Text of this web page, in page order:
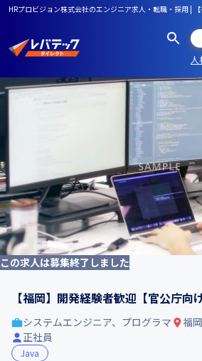
HRプロビジョン株式会社のエンジニア求人・転職・採用 |
この求人は募集終了しました
【福岡】開発経験者歓迎【官公庁向
システムエンジニア、プログラマ 福
正社員
Java